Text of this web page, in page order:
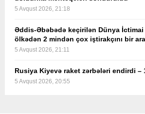
5 Avqust 2026, 21:18
Əddis-Əbəbədə keçirilən Dünya İctimai
ölkədən 2 mindən çox iştirakçını bir
5 Avqust 2026, 21:11
Rusiya Kiyevə raket zərbələri endirdi –
5 Avqust 2026, 20:55